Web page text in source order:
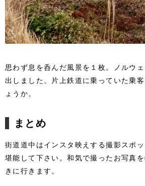
思わず息を呑んだ風景を１枚。ノルウ
出しました。片上鉄道に乗っていた乗
ょうか。
まとめ
街道道中はインスタ映えする撮影スポ
堪能して下さい。和気で撮ったお写真
きに行きます。